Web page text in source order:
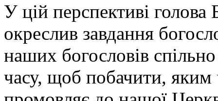
У цій перспективі голова
окреслив завдання
наших богословів
часу, щоб побачити, яким